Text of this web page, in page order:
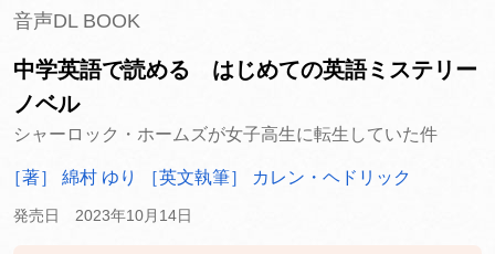
音声DL BOOK
中学英語で読める はじめての英語ミステリー
ノベル
シャーロック・ホームズが女子高生に転生していた件
［著］ 綿村 ゆり ［英文執筆］ カレン・ヘドリック
発売日 2023年10月14日